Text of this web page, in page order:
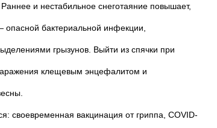
и нестабильное снеготаяние повышает,
опасной бактериальной инфекции,
грызунов. Выйти из спячки при
клещевым энцефалитом и
своевременная вакцинация от гриппа, COVID-